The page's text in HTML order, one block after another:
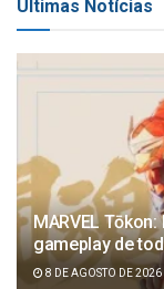
Últimas Notícias
MARVEL
gameplay de
8 DE AGOSTO DE 2026